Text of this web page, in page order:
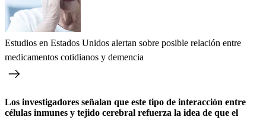
Estudios en Estados Unidos alertan sobre posible relación entre
medicamentos cotidianos y demencia
Los investigadores señalan que este tipo de interacción entre
células inmunes y tejido cerebral refuerza la idea de que el